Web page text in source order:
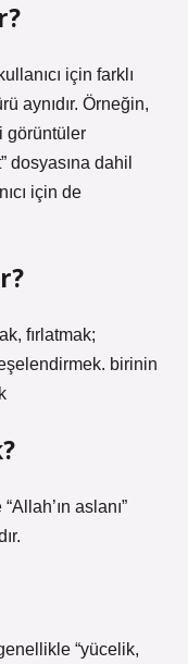
için farklı
aynıdır. Örneğin,
görüntüler
dosyasına dahil
için de
fırlatmak;
birinin
aslanı”
“yücelik,